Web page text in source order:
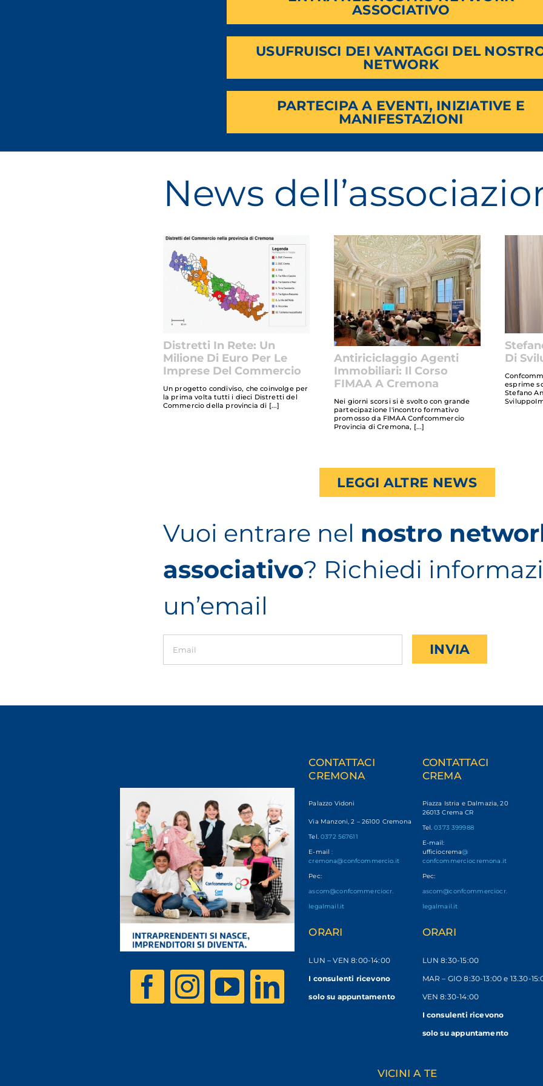
ASSOCIATIVO
USUFRUISCI DEI VANTAGGI DEL
NETWORK
PARTECIPA A EVENTI, INIZIATIVE E
MANIFESTAZIONI
News
Distretti In Rete: Un
Milione Di Euro Per Le
Imprese Del Commercio
Un progetto condiviso, che coinvolge per
la prima volta tutti i dieci Distretti del
Commercio della provincia di
Antiriciclaggio Agenti
Immobiliari: Il Corso
FIMAA A Cremona
Nei giorni scorsi si è svolto con grande
partecipazione l'incontro formativo
promosso da FIMAA Confcommercio
Provincia di Cremona,
Di
esprime
Stefano
LEGGI ALTRE NEWS
Vuoi entrare nel nostro
associativo? Richiedi
un’email
CONTATTACI
CREMONA
Palazzo Vidoni
Via Manzoni, 2 – 26100 Cremona
Tel.0372 567611
E-mail:
cremona@confcommercio.it
Pec:
ascom@confcommerciocr.
legalmail.it
ORARI
LUN – VEN8:00-14:00
I consulenti ricevono
solosu appuntamento
CONTATTACI
CREMA
Piazza Istria e Dalmazia, 20
26013 Crema CR
Tel.0373 399988
E-mail:
ufficiocrema@
confcommerciocremona.it
Pec:
ascom@confcommerciocr.
legalmail.it
ORARI
LUN 8:30-15:00
MAR – GIO 8:30-13:00 e 13.30-
VEN 8:30-14:00
I consulenti ricevono
solo su appuntamento
VICINI A TE